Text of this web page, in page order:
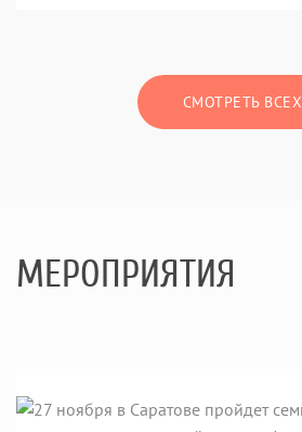
СМОТРЕТЬ ВСЕХ
МЕРОПРИЯТИЯ